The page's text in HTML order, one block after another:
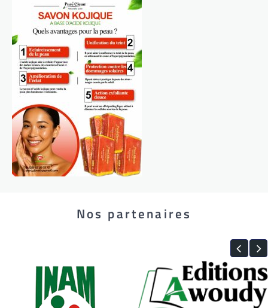
Nos partenaires